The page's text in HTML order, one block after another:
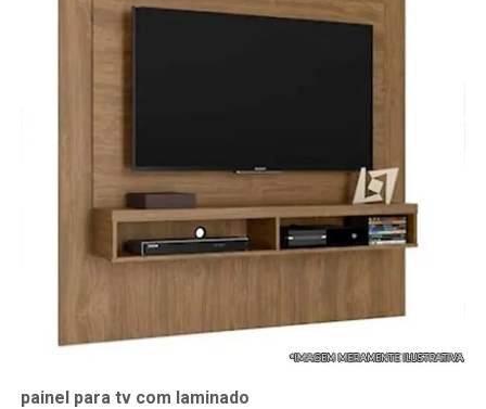
painel para tv com laminado